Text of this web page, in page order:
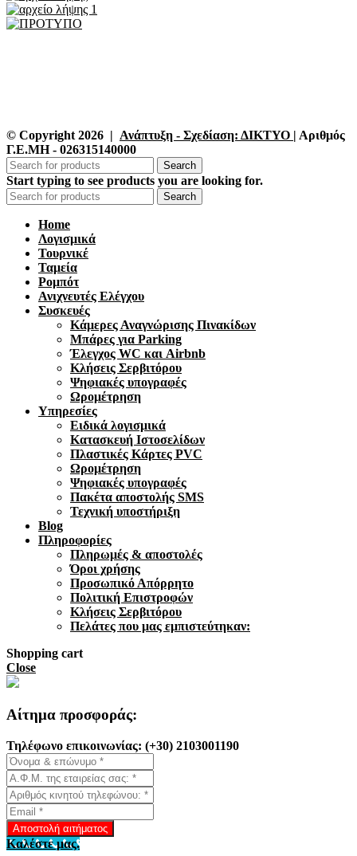
© Copyright 2026 | Ανάπτυξη - Σχεδίαση: ΔΙΚΤΥΟ | Αριθμός
Γ.Ε.ΜΗ - 026315140000
Search
Start typing to see products you are looking for.
Search
Home
Λογισμικά
Τουρνικέ
Ταμεία
Ρομπότ
Ανιχνευτές Ελέγχου
Συσκευές
Κάμερες Αναγνώρισης Πινακίδων
Μπάρες για Parking
Έλεγχος WC και Airbnb
Κλήσεις Σερβιτόρου
Ψηφιακές υπογραφές
Ωρομέτρηση
Υπηρεσίες
Ειδικά λογισμικά
Κατασκευή Ιστοσελίδων
Πλαστικές Κάρτες PVC
Ωρομέτρηση
Ψηφιακές υπογραφές
Πακέτα αποστολής SMS
Τεχνική υποστήριξη
Blog
Πληροφορίες
Πληρωμές & αποστολές
Όροι χρήσης
Προσωπικό Απόρρητο
Πολιτική Επιστροφών
Κλήσεις Σερβιτόρου
Πελάτες που μας εμπιστεύτηκαν:
Shopping cart
Close
Αίτημα προσφοράς:
Τηλέφωνo επικοινωνίας: (+30) 2103001190
Αποστολή αιτήματος
Καλέστε μας.